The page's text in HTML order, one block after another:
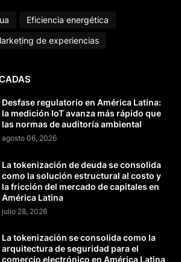
Eficiencia energética
de experiencias
Desfase regulatorio en América Latina:
la medición IoT avanza más rápido que
las normas de auditoría ambiental
agosto 06, 2026
La tokenización de deuda se consolida
como la solución estructural al costo y
la fricción del mercado de capitales en
América Latina
julio 28, 2026
La tokenización se consolida como la
arquitectura de seguridad para el
comercio electrónico en América Latina